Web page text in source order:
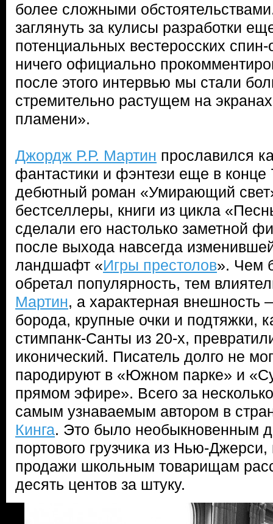
более сложными
заглянуть за кулисы разработки
потенциальных вестеросских
ничего официально
после этого интервью мы стали
стремительно растущем на
пламени».
Джордж Р.Р. Мартин прославился
фантастики и фэнтези еще в конце
дебютный роман «Умирающий
бестселлеры, книги из цикла
сделали его настолько заметной
после выхода навсегда
ландшафт «Игры престолов». Чем
обретал популярность, тем
Мартин, а характерная внешность
борода, крупные очки и подтяжки,
стимпанк-Санты из 20-х,
иконический. Писатель долго не
пародируют в «Южном парке» и
прямом эфире». Всего за
самым узнаваемым автором в
Кинга. Это было необыкновенным
портового грузчика из Нью-
продажи школьным товарищам
десять центов за штуку.